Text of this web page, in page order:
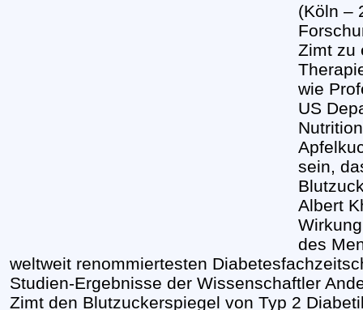
(Köln –
Zimt zu
wie
US
sein,
Albert
des
weltweit renommiertesten
Studien-Ergebnisse der Wissenschaftler
Zimt den Blutzuckerspiegel von Typ 2